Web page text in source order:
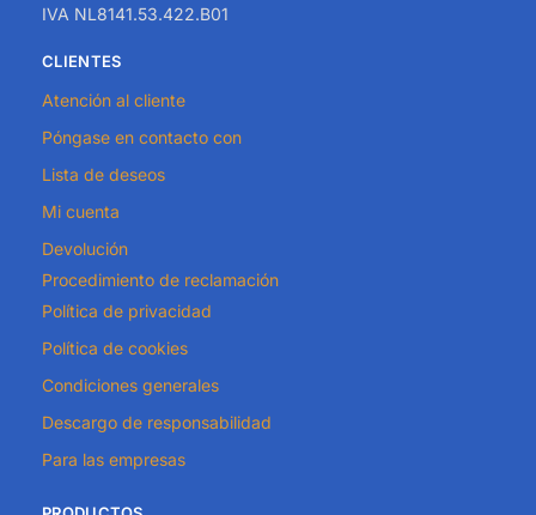
IVA NL8141.53.422.B01
CLIENTES
Atención al cliente
Póngase en contacto con
Lista de deseos
Mi cuenta
Devolución
Procedimiento de reclamación
Política de privacidad
Política de cookies
Condiciones generales
Descargo de responsabilidad
Para las empresas